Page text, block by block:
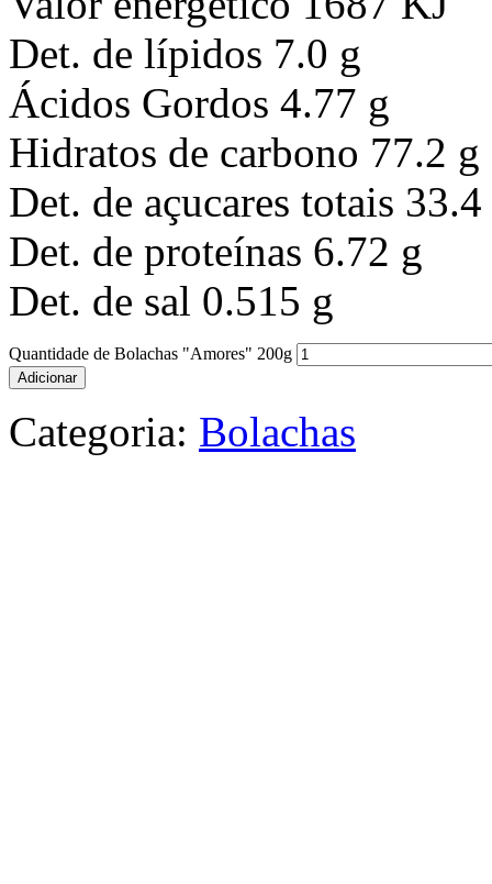
Det. de lípidos 7.0 g
Ácidos Gordos 4.77 g
Hidratos de carbono 77.2 g
Det. de açucares totais
Det. de proteínas 6.72 g
Det. de sal 0.515 g
Quantidade de Bolachas "Amores" 200g
Adicionar
Categoria: Bolachas